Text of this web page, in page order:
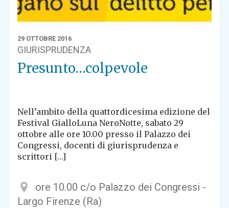
29 OTTOBRE 2016
GIURISPRUDENZA
Presunto…colpevole
Nell’ambito della quattordicesima edizione del
Festival GialloLuna NeroNotte, sabato 29
ottobre alle ore 10.00 presso il Palazzo dei
Congressi, docenti di giurisprudenza e
scrittori […]
ore 10.00 c/o Palazzo dei Congressi -
Largo Firenze (Ra)